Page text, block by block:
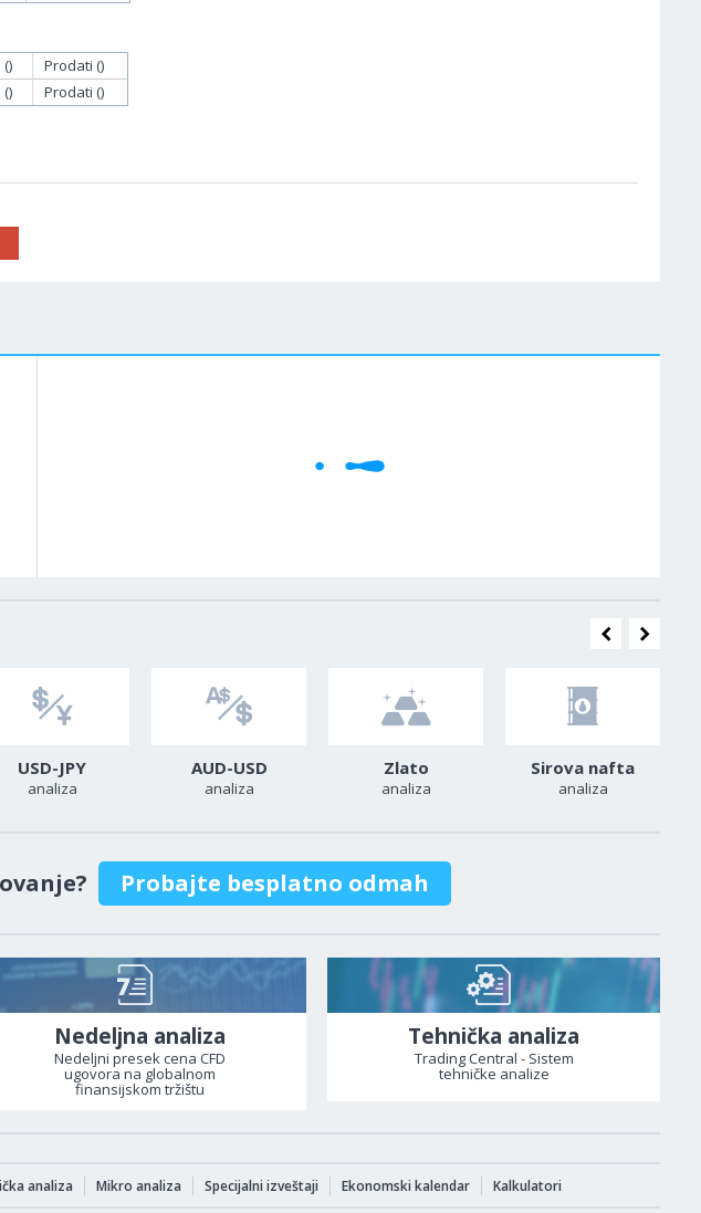
Prodati ()
Prodati ()
USD-JPY
analiza
AUD-USD
analiza
Zlato
analiza
Sirova nafta
analiza
Probajte besplatno odmah
Nedeljna analiza
Nedeljni presek cena CFD
ugovora na globalnom
finansijskom tržištu
Tehnička analiza
Trading Central - Sistem
tehničke analize
analiza Mikro analiza Specijalni izveštaji Ekonomski kalendar Kalkulatori